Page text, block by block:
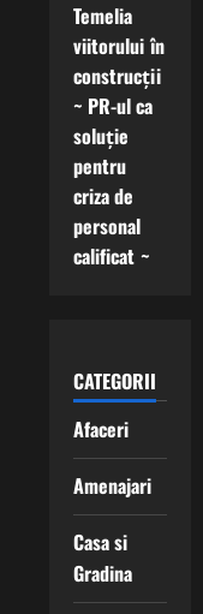
Temelia
viitorului în
construcții
~ PR-ul ca
soluție
pentru
criza de
personal
calificat ~
CATEGORII
Afaceri
Amenajari
Casa si
Gradina